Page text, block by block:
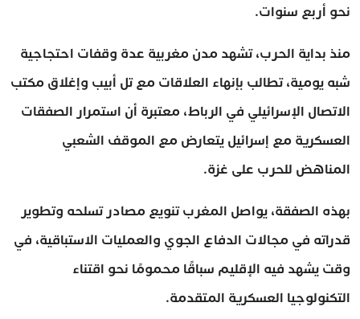
نحو أربع سنوات.
منذ بداية الحرب، تشهد مدن مغربية عدة وقفات احتجاجية
شبه يومية، تطالب بإنهاء العلاقات مع تل أبيب وإغلاق مكتب
الاتصال الإسرائيلي في الرباط، معتبرة أن استمرار الصفقات
العسكرية مع إسرائيل يتعارض مع الموقف الشعبي
المناهض للحرب على غزة.
بهذه الصفقة، يواصل المغرب تنويع مصادر تسلحه وتطوير
قدراته في مجالات الدفاع الجوي والعمليات الاستباقية، في
وقت يشهد فيه الإقليم سباقًا محمومًا نحو اقتناء
التكنولوجيا العسكرية المتقدمة.